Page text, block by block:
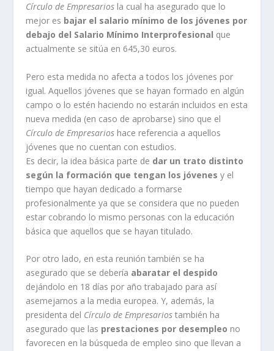
Círculo de Empresarios la cual ha asegurado que lo
mejor es bajar el salario mínimo de los jóvenes por
debajo del Salario Mínimo Interprofesional que
actualmente se sitúa en 645,30 euros.
Pero esta medida no afecta a todos los jóvenes por
igual. Aquellos jóvenes que se hayan formado en algún
campo o lo estén haciendo no estarán incluidos en esta
nueva medida (en caso de aprobarse) sino que el
Círculo de Empresarios hace referencia a aquellos
jóvenes que no cuentan con estudios.
Es decir, la idea básica parte de dar un trato distinto
según la formación que tengan los jóvenes y el
tiempo que hayan dedicado a formarse
profesionalmente ya que se considera que no pueden
estar cobrando lo mismo personas con la educación
básica que aquellos que se hayan titulado.
Por otro lado, en esta reunión también se ha
asegurado que se debería abaratar el despido
dejándolo en 18 días por año trabajado para así
asemejarnos a la media europea. Y, además, la
presidenta del Círculo de Empresarios también ha
asegurado que las prestaciones por desempleo no
favorecen en la búsqueda de empleo sino que llevan a